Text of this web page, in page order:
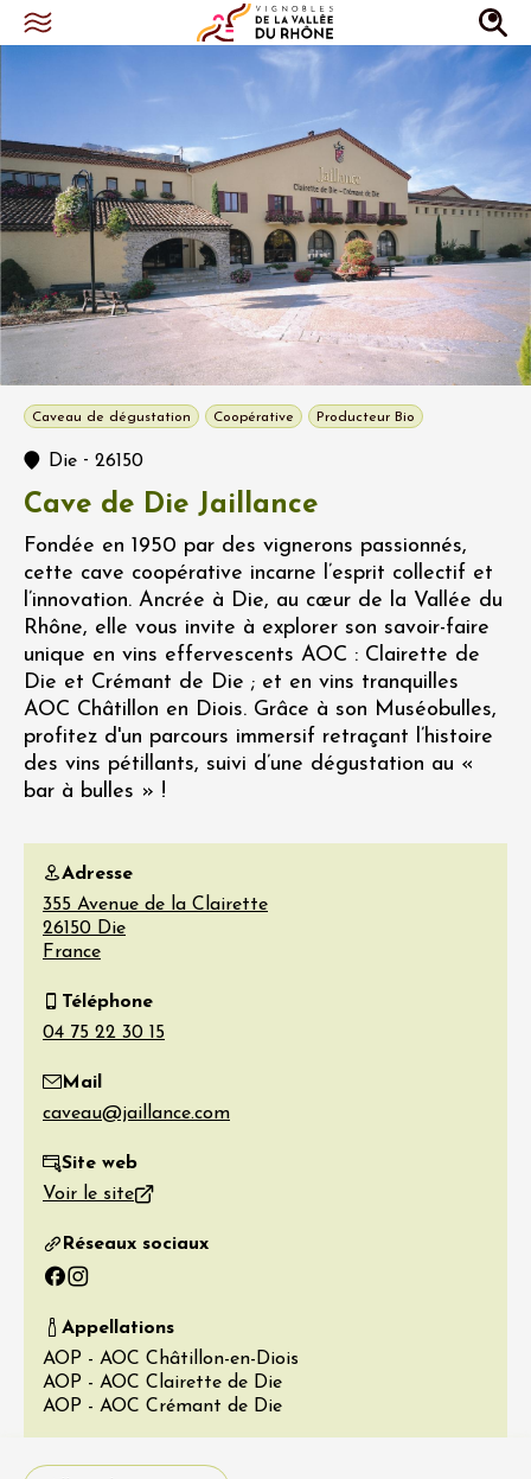
Caveau de dégustation Coopérative Producteur Bio
Die - 26150
Cave de Die Jaillance
Fondée en 1950 par des vignerons passionnés,
cette cave coopérative incarne l’esprit collectif et
l’innovation. Ancrée à Die, au cœur de la Vallée du
Rhône, elle vous invite à explorer son savoir-faire
unique en vins effervescents AOC : Clairette de
Die et Crémant de Die ; et en vins tranquilles
AOC Châtillon en Diois. Grâce à son Muséobulles,
profitez d'un parcours immersif retraçant l’histoire
des vins pétillants, suivi d’une dégustation au «
bar à bulles » !
Adresse
355 Avenue de la Clairette
26150 Die
France
Téléphone
Mail
Site web
Voir le site
Réseaux sociaux
Facebook
Instagram
Appellations
AOP - AOC Châtillon-en-Diois
AOP - AOC Clairette de Die
AOP - AOC Crémant de Die